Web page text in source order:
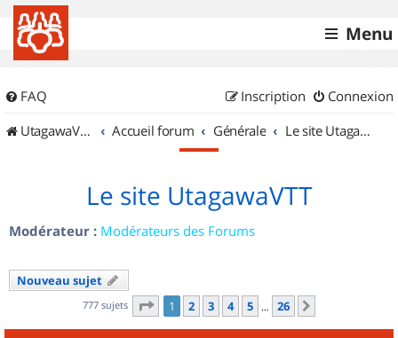
Menu
FAQ Connexion
Inscription
UtagawaVTT (Randos VTT et VTTAE avec traces GPS)
Accueil forum Générale Le site UtagawaVTT
Le site UtagawaVTT
Modérateur : Modérateurs des Forums
Nouveau sujet
777 sujets Page 1sur
1 2 3 4 5 … 26